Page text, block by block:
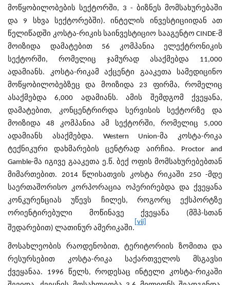
მოწყობილობების სექტორში, 3 - ბიზნეს მომსახურებაში
და 9 სხვა სექტორებში). ინტელის ინვესტიციიდან ათ
წელიწადში კოსტა-რიკის საინვესტიციო სააგენტო CINDE-მ
მოიზიდა დამატებით 56 კომპანია ელექტრონიკის
სექტორში, რომელიც ჯამურად ასაქმებდა 11,000
ადამიანს. კოსტა-რიკამ აქცენტი გააკეთა სამედიცინო
მოწყობილობებზეც და მოიზიდა 23 ფირმა, რომელიც
ასაქმებდა 6,000 ადამიანს. ამის შემდგომ ქვეყანა,
დამატებით, კონცენტრირდა სერვისის სექტორზე და
მოიზიდა 48 კომპანია ამ სექტორში, რომელიც 5,000
ადამიანს ასაქმებდა. Western Union-მა კოსტა-რიკა
ტექნიკური დახმარების ცენტრად აირჩია. Proctor and
Gamble-მა იგივე გააკეთა ე.წ. ბექ ოფის მომსახურებებთან
მიმართებით. 2014 წლისათვის კოსტა რიკაში 250 -მდე
საერთაშორისო კორპორაცია ოპერირებდა და ქვეყანა
კონკურენციას უწევს ჩილეს, როგორც ექსპორტზე
ორიენტირებული მოწინავე ქვეყანა (მშპ-სთან
შედარებით) ლათინურ ამერიკაში.
[vii]
მოსახლეობის რაოდენობით, ტერიტორიის ზომითა და
რესურსებით კოსტა-რიკა საქართველოს მსგავსი
ქვეყანაა. 1996 წელს, როდესაც ინტელი კოსტა-რიკაში